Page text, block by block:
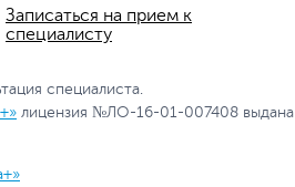
Записаться на прием к
специалисту
специалиста.
лицензия №ЛО-16-01-007408 выдана